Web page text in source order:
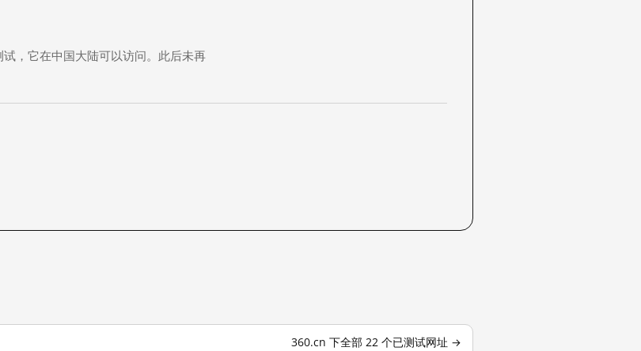
，它在中国大陆可以访问。此后未再
360.cn 下全部 22 个已测试网址 →